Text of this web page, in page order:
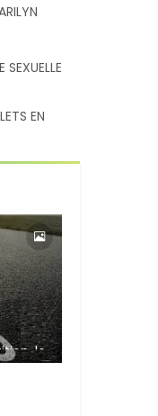
EN
le
un
de